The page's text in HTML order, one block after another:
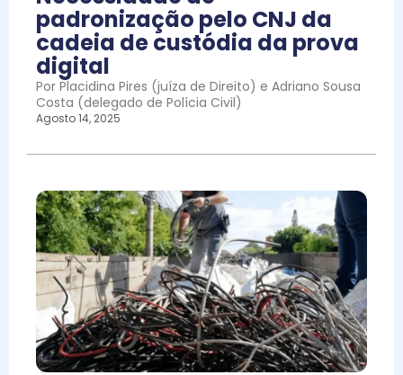
padronização pelo CNJ da
cadeia de custódia da prova
digital
Por Placidina Pires (juíza de Direito) e Adriano Sousa
Costa (delegado de Polícia Civil)
Agosto 14, 2025